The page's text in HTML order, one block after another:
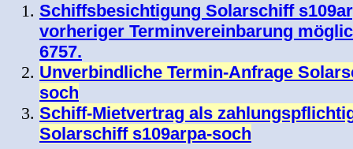
Schiffsbesichtigung Solarschiff
vorheriger Terminvereinbarung
6757.
Unverbindliche Termin-Anfrage
soch
Schiff-Mietvertrag als
Solarschiff s109arpa-soch